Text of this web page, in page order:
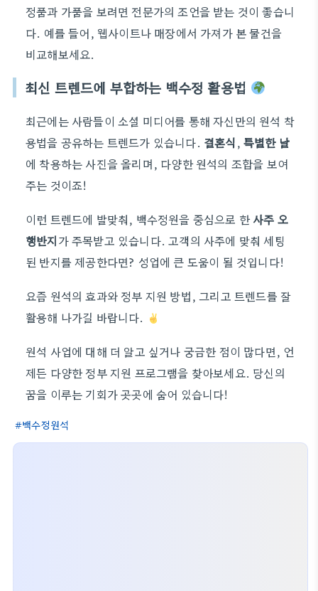
정품과 가품을 보려면 전문가의 조언을 받는 것이 좋습니
다. 예를 들어, 웹사이트나 매장에서 가져가 본 물건을
비교해보세요.
최신 트렌드에 부합하는 백수정 활용법
최근에는 사람들이 소셜 미디어를 통해 자신만의 원석 착
용법을 공유하는 트렌드가 있습니다. 결혼식,특별한 날
에 착용하는 사진을 올리며, 다양한 원석의 조합을 보여
주는 것이죠!
이런 트렌드에 발맞춰, 백수정원을 중심으로 한사주 오
행반지가 주목받고 있습니다. 고객의 사주에 맞춰 세팅
된 반지를 제공한다면? 성업에 큰 도움이 될 것입니다!
요즘 원석의 효과와 정부 지원 방법, 그리고 트렌드를 잘
활용해 나가길 바랍니다.
원석 사업에 대해 더 알고 싶거나 궁금한 점이 많다면, 언
제든 다양한 정부 지원 프로그램을 찾아보세요. 당신의
꿈을 이루는 기회가 곳곳에 숨어 있습니다!
백수정원석